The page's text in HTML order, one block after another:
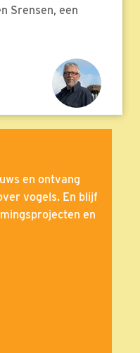
Srensen, een
en ontvang
vogels. En blijf
en